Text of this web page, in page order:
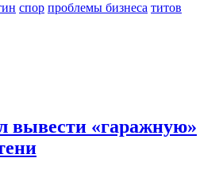
спор проблемы бизнеса титов
вывести «гаражную»